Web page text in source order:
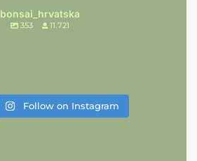
bonsai_hrvatska
353 11.721
Follow on Instagram